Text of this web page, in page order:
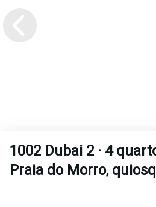
1002 Dubai 2 · 4
Praia do Morro,